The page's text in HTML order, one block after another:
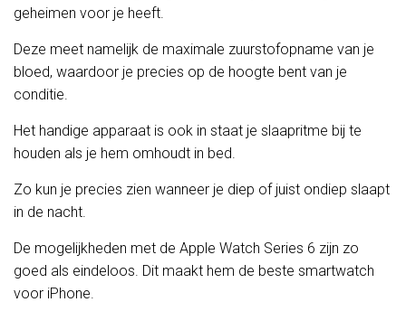
geheimen voor je heeft.
Deze meet namelijk de maximale zuurstofopname van je
bloed, waardoor je precies op de hoogte bent van je
conditie.
Het handige apparaat is ook in staat je slaapritme bij te
houden als je hem omhoudt in bed.
Zo kun je precies zien wanneer je diep of juist ondiep slaapt
in de nacht.
De mogelijkheden met de Apple Watch Series 6 zijn zo
goed als eindeloos. Dit maakt hem de beste smartwatch
voor iPhone.